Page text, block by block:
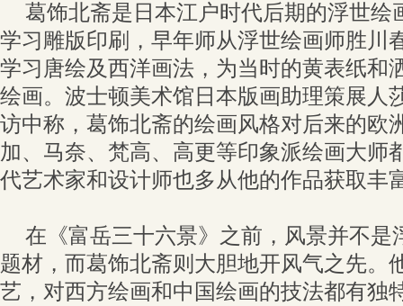
葛饰北斋是日本江户时代后期的浮世绘
学习雕版印刷，早年师从浮世绘画师胜川
学习唐绘及西洋画法，为当时的黄表纸和
绘画。波士顿美术馆日本版画助理策展人
访中称，葛饰北斋的绘画风格对后来的欧
加、马奈、梵高、高更等印象派绘画大师
代艺术家和设计师也多从他的作品获取丰
在《富岳三十六景》之前，风景并不是
题材，而葛饰北斋则大胆地开风气之先。
艺，对西方绘画和中国绘画的技法都有独